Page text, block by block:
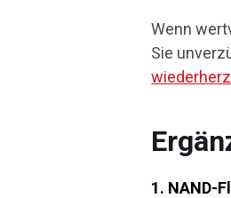
Wenn
Sie
1. NAND-